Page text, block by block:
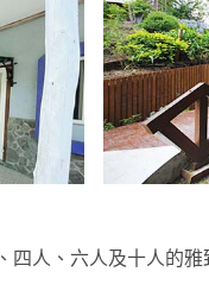
人、六人及十人的